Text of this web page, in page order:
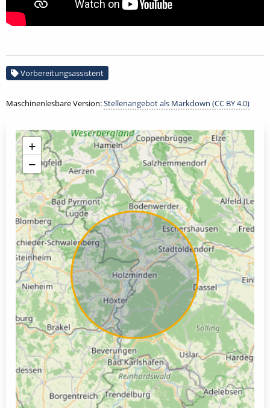
Vorbereitungsassistent
Maschinenlesbare Version:Stellenangebot als Markdown (CC BY 4.0)
+
−